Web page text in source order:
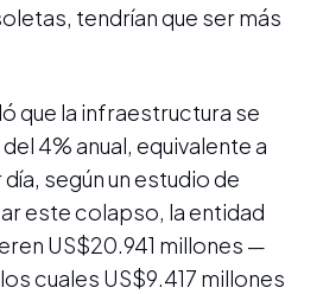
tendrían que ser más
que la infraestructura se
4% anual, equivalente a
según un estudio de
este colapso, la entidad
US$20.941 millones —
cuales US$9.417 millones